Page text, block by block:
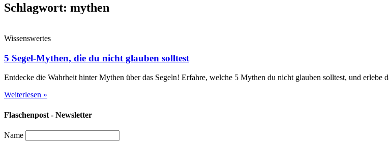
Schlagwort: mythen
Wissenswertes
5 Segel-Mythen, die du nicht glauben solltest
Entdecke die Wahrheit hinter Mythen über das Segeln! Erfahre, welche 5 Mythen du nicht glauben solltest, und erlebe
Weiterlesen »
Flaschenpost - Newsletter
Name